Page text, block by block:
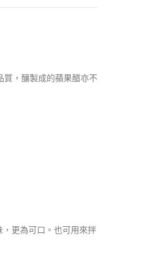
，釀製成的蘋果醋亦不
更為可口。也可用來拌